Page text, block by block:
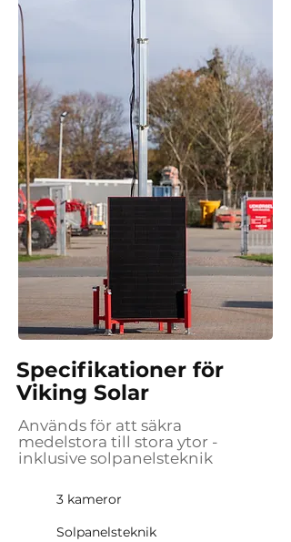
Specifikationer för
Viking Solar
Används för att säkra
medelstora till stora ytor -
inklusive solpanelsteknik
3 kameror
Solpanelsteknik